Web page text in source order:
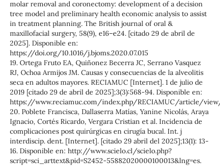
molar removal and coronectomy: development of a decision
tree model and preliminary health economic analysis to assist
in treatment planning. The British journal of oral &
maxillofacial surgery, 58(9), e16–e24. [citado 29 de abril de
2025]. Disponible en:
https://doi.org/10.1016/j.bjoms.2020.07.015
19. Ortega Fruto EA, Quiñonez Becerra JC, Serrano Vasquez
RJ, Ochoa Armijos JM. Causas y consecuencias de la alveolitis
seca en adultos mayores. RECIAMUC [Internet]. 1 de julio de
2019 [citado 29 de abril de 2025];3(3):568-94. Disponible en:
https://www.reciamuc.com/index.php/RECIAMUC/article/
20. Poblete Francisca, Dallaserra Matías, Yanine Nicolás, Araya
Ignacio, Cortés Ricardo, Vergara Cristian et al. Incidencia de
complicaciones post quirúrgicas en cirugía bucal. Int. j
interdiscip. dent. [Internet]. [citado 29 abril del 2025];13(1): 13-
16. Disponible en: http://www.scielo.cl/scielo.php?
script=sci_arttext&pid=S2452-55882020000100013&lng=es.